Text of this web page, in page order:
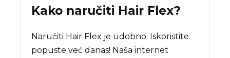
Kako naručiti Hair Flex?
Naručiti Hair Flex je udobno. Iskoristite
popuste već danas! Naša internet